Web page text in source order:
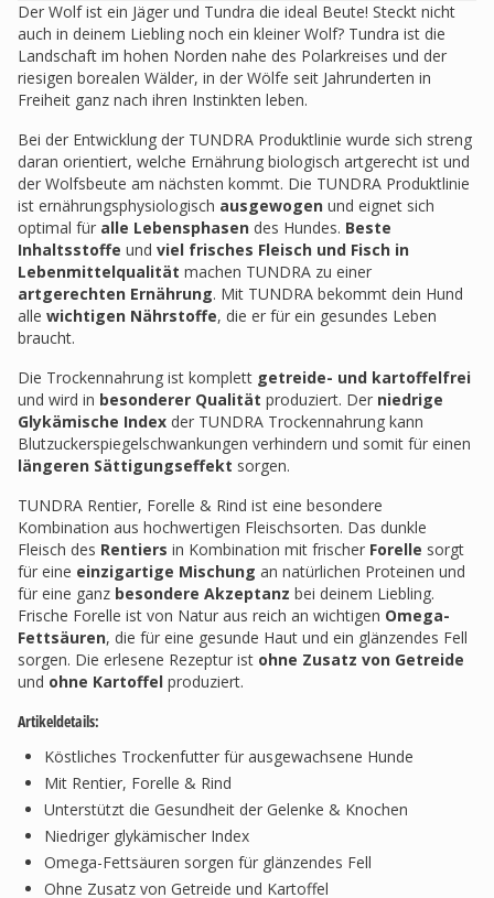
Der Wolf ist ein Jäger und Tundra die ideal Beute! Steckt nicht
auch in deinem Liebling noch ein kleiner Wolf? Tundra ist die
Landschaft im hohen Norden nahe des Polarkreises und der
riesigen borealen Wälder, in der Wölfe seit Jahrunderten in
Freiheit ganz nach ihren Instinkten leben.
Bei der Entwicklung der TUNDRA Produktlinie wurde sich streng
daran orientiert, welche Ernährung biologisch artgerecht ist und
der Wolfsbeute am nächsten kommt. Die TUNDRA Produktlinie
ist ernährungsphysiologisch ausgewogen und eignet sich
optimal für alle Lebensphasen des Hundes. Beste
Inhaltsstoffe und viel frisches Fleisch und Fisch in
Lebenmittelqualität machen TUNDRA zu einer
artgerechten Ernährung. Mit TUNDRA bekommt dein Hund
alle wichtigen Nährstoffe, die er für ein gesundes Leben
braucht.
Die Trockennahrung ist komplett getreide- und kartoffelfrei
und wird in besonderer Qualität produziert. Der niedrige
Glykämische Index der TUNDRA Trockennahrung kann
Blutzuckerspiegelschwankungen verhindern und somit für einen
längeren Sättigungseffekt sorgen.
TUNDRA Rentier, Forelle & Rind ist eine besondere
Kombination aus hochwertigen Fleischsorten. Das dunkle
Fleisch des Rentiers in Kombination mit frischer Forelle sorgt
für eine einzigartige Mischung an natürlichen Proteinen und
für eine ganz besondere Akzeptanz bei deinem Liebling.
Frische Forelle ist von Natur aus reich an wichtigen Omega-
Fettsäuren, die für eine gesunde Haut und ein glänzendes Fell
sorgen. Die erlesene Rezeptur ist ohne Zusatz von Getreide
und ohne Kartoffel produziert.
Artikeldetails:
Köstliches Trockenfutter für ausgewachsene Hunde
Mit Rentier, Forelle & Rind
Unterstützt die Gesundheit der Gelenke & Knochen
Niedriger glykämischer Index
Omega-Fettsäuren sorgen für glänzendes Fell
Ohne Zusatz von Getreide und Kartoffel